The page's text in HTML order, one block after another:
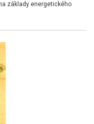
základy energetického